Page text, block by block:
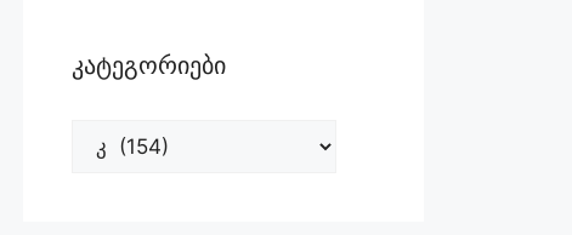
კატეგორიები